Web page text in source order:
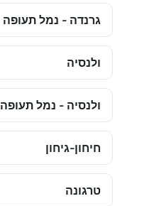
גרנדה - נמל תעופה
ולנסיה
ולנסיה - נמל תעופה
חיחון-גיחון
טרגונה